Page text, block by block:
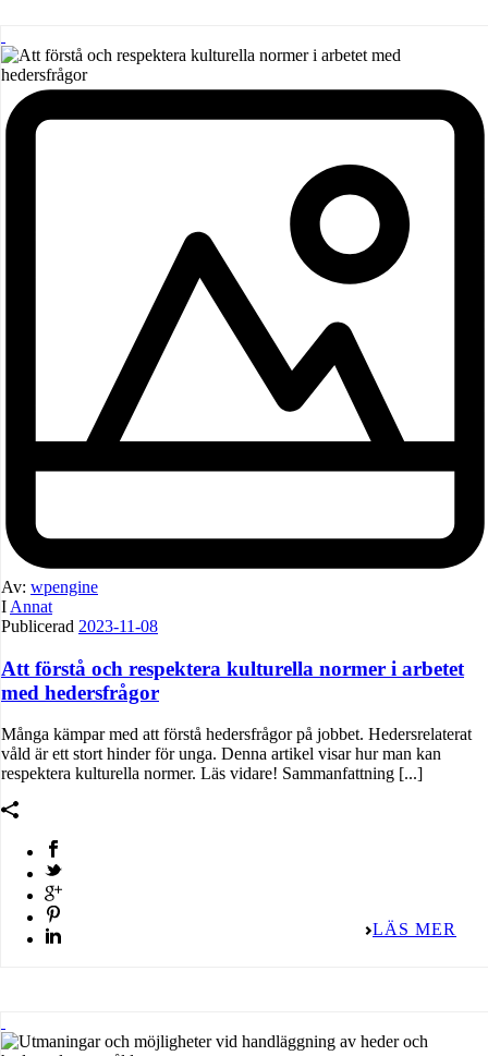
Av: wpengine
I Annat
Publicerad 2023-11-08
Att förstå och respektera kulturella normer i arbetet
med hedersfrågor
Många kämpar med att förstå hedersfrågor på jobbet. Hedersrelaterat
våld är ett stort hinder för unga. Denna artikel visar hur man kan
respektera kulturella normer. Läs vidare! Sammanfattning [...]
LÄS MER